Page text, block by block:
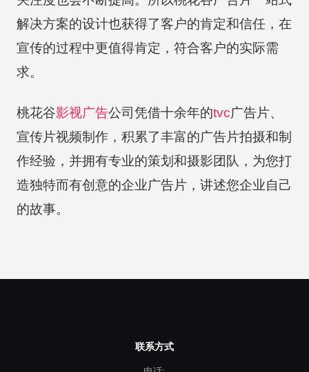
解决方案的设计也获得了客户的肯定和信任，在
宣传的过程中更值得肯定，符合客户的实际需
求。
桃花谷影视广告公司凭借十余年的tvc广告片、
宣传片视频制作，积累了丰富的广告片拍摄和制
作经验，并拥有专业的策划和摄影团队，为您打
造独特而有创意的企业广告片，讲述您企业自己
的故事。
联系方式